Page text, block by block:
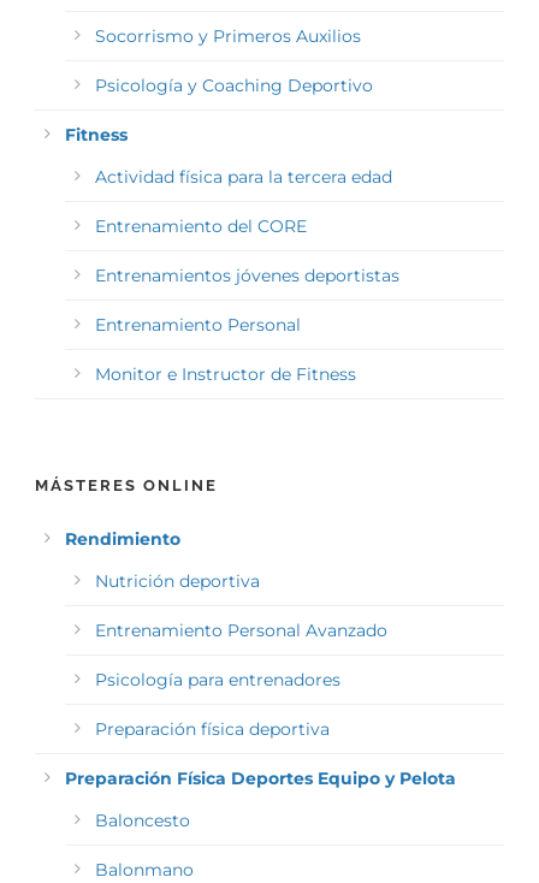
Socorrismo y Primeros Auxilios
Psicología y Coaching Deportivo
Fitness
Actividad física para la tercera edad
Entrenamiento del CORE
Entrenamientos jóvenes deportistas
Entrenamiento Personal
Monitor e Instructor de Fitness
MÁSTERES ONLINE
Rendimiento
Nutrición deportiva
Entrenamiento Personal Avanzado
Psicología para entrenadores
Preparación física deportiva
Preparación Física Deportes Equipo y Pelota
Baloncesto
Balonmano